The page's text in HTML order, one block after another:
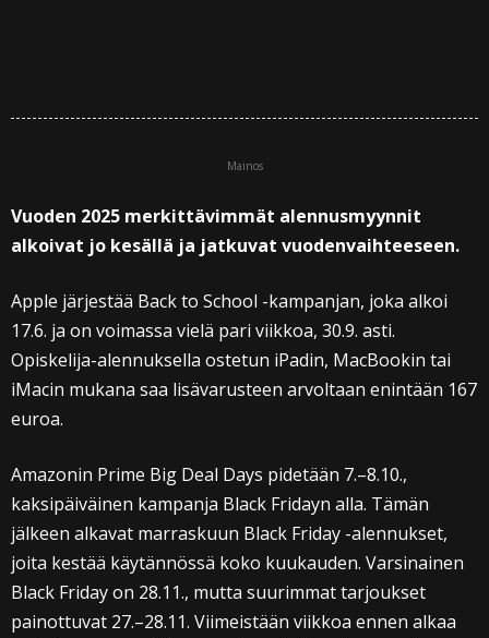
Mainos
Vuoden 2025 merkittävimmät alennusmyynnit
alkoivat jo kesällä ja jatkuvat vuodenvaihteeseen.
Apple järjestää Back to School -kampanjan, joka alkoi
17.6. ja on voimassa vielä pari viikkoa, 30.9. asti.
Opiskelija-alennuksella ostetun iPadin, MacBookin tai
iMacin mukana saa lisävarusteen arvoltaan enintään 167
euroa.
Amazonin Prime Big Deal Days pidetään 7.–8.10.,
kaksipäiväinen kampanja Black Fridayn alla. Tämän
jälkeen alkavat marraskuun Black Friday -alennukset,
joita kestää käytännössä koko kuukauden. Varsinainen
Black Friday on 28.11., mutta suurimmat tarjoukset
painottuvat 27.–28.11. Viimeistään viikkoa ennen alkaa